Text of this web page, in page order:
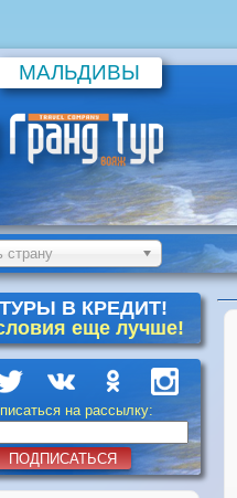
МАЛЬДИВЫ
страну
ТУРЫ В КРЕДИТ!
еще лучше!
на рассылку:
ПОДПИСАТЬСЯ